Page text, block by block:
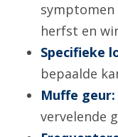
symptomen
herfst en
Specifieke
bepaalde
Muffe geur:
vervelende